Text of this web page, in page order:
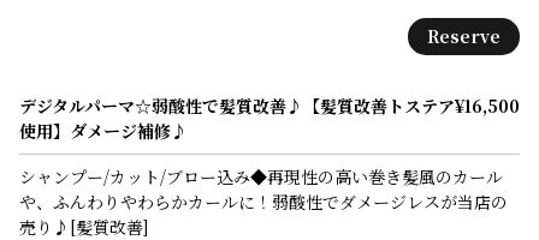
Reserve
デジタルパーマ☆弱酸性で髪質改善♪【髪質改善トステア
使用】ダメージ補修♪
¥16,500
シャンプー/カット/ブロー込み◆再現性の高い巻き髪風のカール
や、ふんわりやわらかカールに！弱酸性でダメージレスが当店の
売り♪[髪質改善]